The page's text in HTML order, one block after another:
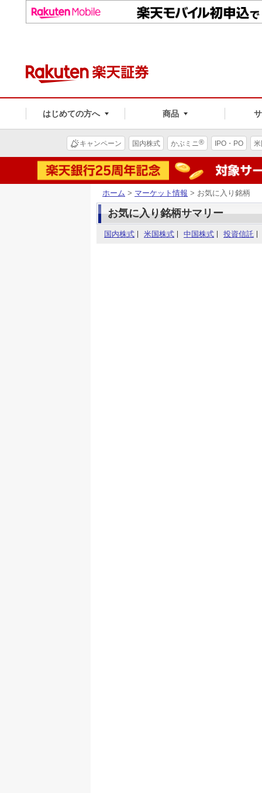
はじめての方へ 商品
キャンペーン 国内株式 かぶミニ® IPO・PO
ホーム > マーケット情報 > お気に入り銘柄
お気に入り銘柄サマリー
国内株式 米国株式 中国株式 投資信託